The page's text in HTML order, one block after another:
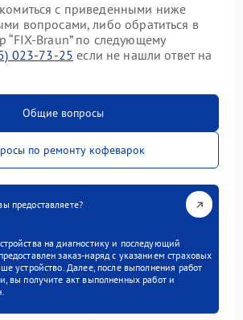
с приведенными ниже
вопросами, либо обратиться в
“FIX-Braun” по следующему
023-73-25 если не нашли ответ на
Общие вопросы
по ремонту кофеварок
предоставляете?
на диагностику и последующий
заказ-наряд с указанием страховых
устройство. Далее, после выполнения работ
вы получите акт выполненных работ и